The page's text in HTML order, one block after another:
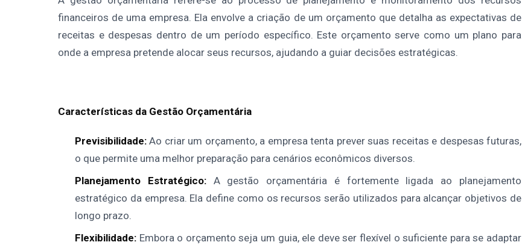
financeiros de uma empresa. Ela envolve a criação de um orçamento que detalha as expectativas de
receitas e despesas dentro de um período específico. Este orçamento serve como um plano para
onde a empresa pretende alocar seus recursos, ajudando a guiar decisões estratégicas.
Características da Gestão Orçamentária
Previsibilidade:Ao criar um orçamento, a empresa tenta prever suas receitas e despesas futuras,
o que permite uma melhor preparação para cenários econômicos diversos.
Planejamento Estratégico: A gestão orçamentária é fortemente ligada ao planejamento
estratégico da empresa. Ela define como os recursos serão utilizados para alcançar objetivos de
longo prazo.
Flexibilidade: Embora o orçamento seja um guia, ele deve ser flexível o suficiente para se adaptar